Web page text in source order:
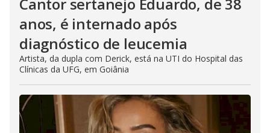
anos, é internado após
diagnóstico de leucemia
Artista, da dupla com Derick, está na UTI do Hospital das
Clínicas da UFG, em Goiânia